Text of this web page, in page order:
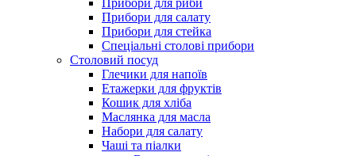
Прибори для риби
Прибори для салату
Прибори для стейка
Спеціальні столові прибори
Столовий посуд
Глечики для напоїв
Етажерки для фруктів
Кошик для хліба
Маслянка для масла
Набори для салату
Чаші та піалки